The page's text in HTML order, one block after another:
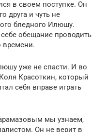
в своем поступке. Он
друга и чуть не
бледного Илюшу.
обещание проводить
времени.
уже не спасти. И во
Красоткин, который
себя вправе играть
мы узнаем,
Он не верит в